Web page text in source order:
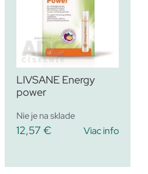
LIVSANE Energy
power
Nie je na sklade
12,57 € Viac info